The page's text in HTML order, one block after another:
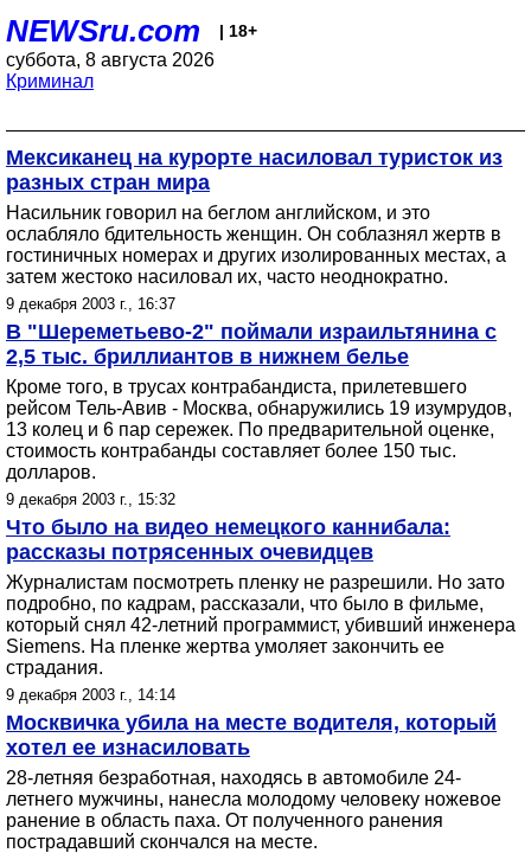
NEWSru.com | 18+
суббота, 8 августа 2026
Криминал
Мексиканец на курорте насиловал туристок из
разных стран мира
Насильник говорил на беглом английском, и это
ослабляло бдительность женщин. Он соблазнял жертв в
гостиничных номерах и других изолированных местах, а
затем жестоко насиловал их, часто неоднократно.
9 декабря 2003 г., 16:37
В "Шереметьево-2" поймали израильтянина с
2,5 тыс. бриллиантов в нижнем белье
Кроме того, в трусах контрабандиста, прилетевшего
рейсом Тель-Авив - Москва, обнаружились 19 изумрудов,
13 колец и 6 пар сережек. По предварительной оценке,
стоимость контрабанды составляет более 150 тыс.
долларов.
9 декабря 2003 г., 15:32
Что было на видео немецкого каннибала:
рассказы потрясенных очевидцев
Журналистам посмотреть пленку не разрешили. Но зато
подробно, по кадрам, рассказали, что было в фильме,
который снял 42-летний программист, убивший инженера
Siemens. На пленке жертва умоляет закончить ее
страдания.
9 декабря 2003 г., 14:14
Москвичка убила на месте водителя, который
хотел ее изнасиловать
28-летняя безработная, находясь в автомобиле 24-
летнего мужчины, нанесла молодому человеку ножевое
ранение в область паха. От полученного ранения
пострадавший скончался на месте.